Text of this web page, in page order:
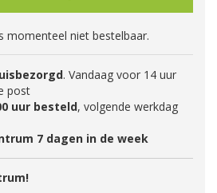
momenteel niet bestelbaar.
. Vandaag voor 14 uur
post
uur besteld, volgende werkdag
7 dagen in de week